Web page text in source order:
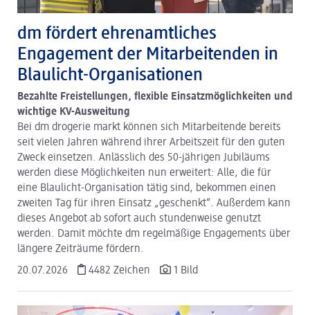
dm fördert ehrenamtliches
Engagement der Mitarbeitenden in
Blaulicht-Organisationen
Bezahlte Freistellungen, flexible Einsatzmöglichkeiten und
wichtige KV-Ausweitung
Bei dm drogerie markt können sich Mitarbeitende bereits
seit vielen Jahren während ihrer Arbeitszeit für den guten
Zweck einsetzen. Anlässlich des 50-jährigen Jubiläums
werden diese Möglichkeiten nun erweitert: Alle, die für
eine Blaulicht-Organisation tätig sind, bekommen einen
zweiten Tag für ihren Einsatz „geschenkt“. Außerdem kann
dieses Angebot ab sofort auch stundenweise genutzt
werden. Damit möchte dm regelmäßige Engagements über
längere Zeiträume fördern.
20.07.2026
4482 Zeichen 1 Bild